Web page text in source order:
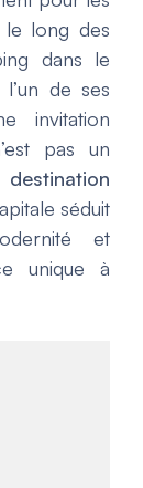
long des
dans le
de ses
invitation
pas un
séduit
et
unique à